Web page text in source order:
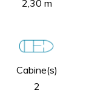
2,30 m
Cabine(s)
2